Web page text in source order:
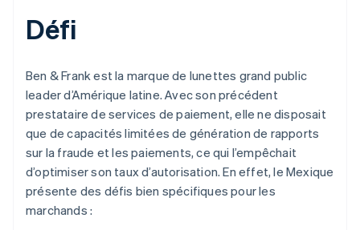
Identity
Stripe Sessions 2026
Découvrez comment Stripe construit l’infrastructure
Regarder la vidéo
Défi
Ben & Frank est la marque de lunettes grand public
leader d’Amérique latine. Avec son précédent
prestataire de services de paiement, elle ne disposait
que de capacités limitées de génération de rapports
sur la fraude et les paiements, ce qui l’empêchait
d’optimiser son taux d’autorisation. En effet, le Mexique
présente des défis bien spécifiques pour les
marchands :